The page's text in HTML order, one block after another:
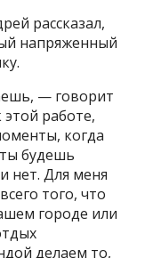
рассказал,
напряженный
— говорит
работе,
когда
будешь
нет. Для меня
того, что
городе или
делаем то,